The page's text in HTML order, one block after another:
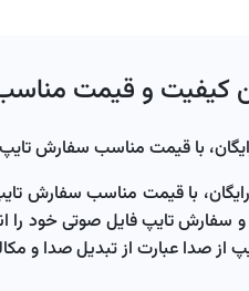
کیفیت و قیمت مناسب
با قیمت مناسب سفارش
با قیمت مناسب سفارش
سفارش تایپ فایل صوتی خود را
از صدا عبارت از تبدیل صدا و